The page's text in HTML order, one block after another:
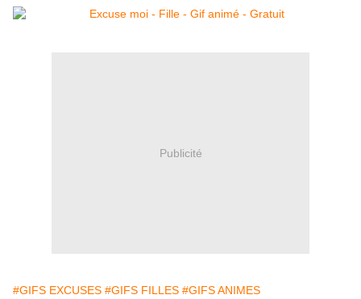
Publicité
#GIFS EXCUSES #GIFS FILLES #GIFS ANIMES